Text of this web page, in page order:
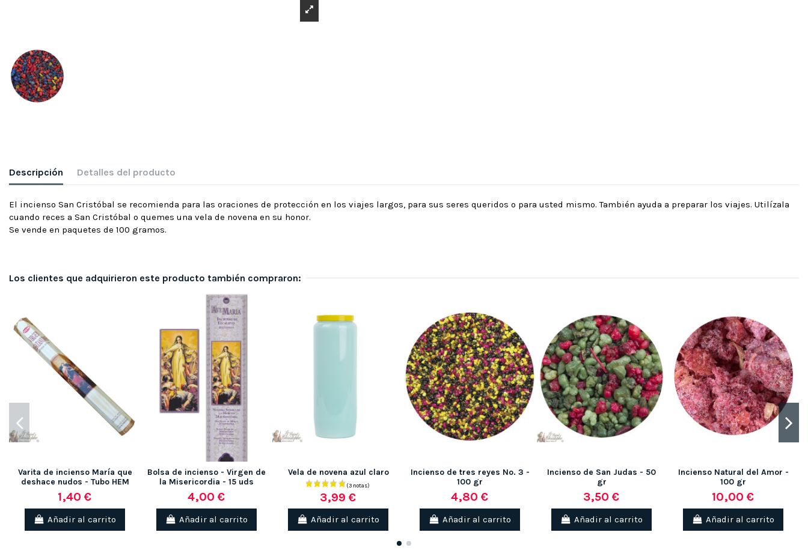
Descripción Detalles del producto
El incienso San Cristóbal se recomienda para las oraciones de protección en los viajes largos, para sus seres queridos o para usted mismo. También ayuda a preparar los viajes. Utilízala
cuando reces a San Cristóbal o quemes una vela de novena en su honor.
Se vende en paquetes de 100 gramos.
Los clientes que adquirieron este producto también compraron:
Varita de incienso María que
deshace nudos - Tubo HEM
1,40 €
Añadir al carrito
Bolsa de incienso - Virgen de
la Misericordia - 15 uds
4,00 €
Añadir al carrito
Vela de novena azul claro
3,99 €
Añadir al carrito
Incienso de tres reyes No. 3 -
100 gr
4,80 €
Añadir al carrito
Incienso de San Judas - 50
gr
3,50 €
Añadir al carrito
Incienso Natural del Amor -
100 gr
10,00 €
Añadir al carrito